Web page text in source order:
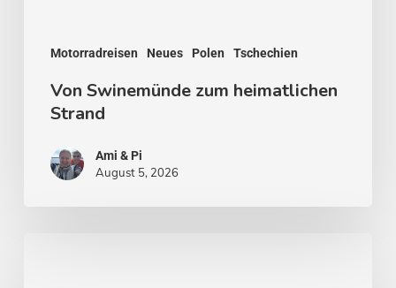
Motorradreisen Neues Polen Tschechien
Von Swinemünde zum heimatlichen
Strand
Ami & Pi
August 5, 2026